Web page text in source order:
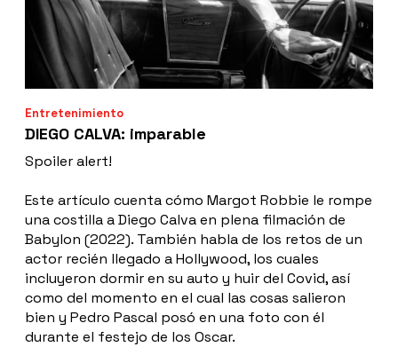
Entretenimiento
DIEGO CALVA: imparable
Spoiler alert!
Este artículo cuenta cómo Margot Robbie le rompe
una costilla a Diego Calva en plena filmación de
Babylon (2022). También habla de los retos de un
actor recién llegado a Hollywood, los cuales
incluyeron dormir en su auto y huir del Covid, así
como del momento en el cual las cosas salieron
bien y Pedro Pascal posó en una foto con él
durante el festejo de los Oscar.